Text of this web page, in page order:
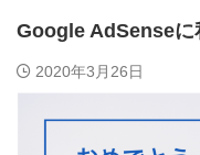
Google AdSenseに
2020年3月26日